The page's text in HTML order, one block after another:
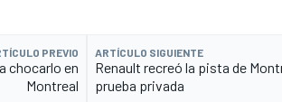
PREVIO
chocarlo en
Montreal
ARTÍCULO SIGUIENTE
Renault recreó la pista de
prueba privada